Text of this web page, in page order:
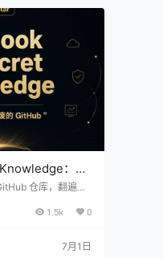
：22
但不是你以为
仓库，翻遍目
质是一个被折叠了
么拿到 GitHub 全
在 README 第
1.5k 0
7月1日